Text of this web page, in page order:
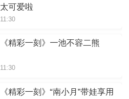
太可爱啦
11:30
《精彩一刻》一池不容二熊
11:30
《精彩一刻》“南小月”带娃享用